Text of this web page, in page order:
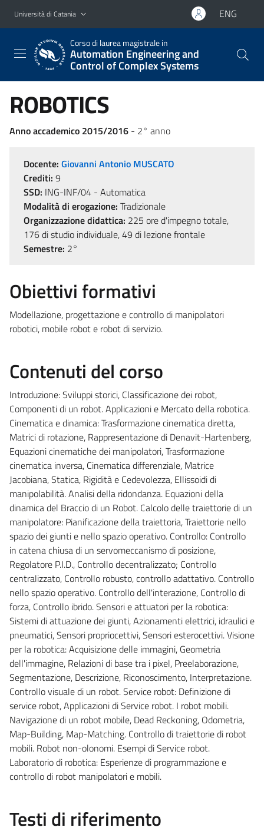
Vai al contenuto principale
Vai al menu di navigazione
Università di Catania ENG
Corso di laurea magistrale in
Automation Engineering and
Control of Complex Systems
ROBOTICS
Anno accademico 2015/2016 - 2° anno
Docente: Giovanni Antonio MUSCATO
Crediti: 9
SSD: ING-INF/04 - Automatica
Modalità di erogazione: Tradizionale
Organizzazione didattica: 225 ore d'impegno totale,
176 di studio individuale, 49 di lezione frontale
Semestre: 2°
Obiettivi formativi
Modellazione, progettazione e controllo di manipolatori
robotici, mobile robot e robot di servizio.
Contenuti del corso
Introduzione: Sviluppi storici, Classificazione dei robot,
Componenti di un robot. Applicazioni e Mercato della robotica.
Cinematica e dinamica: Trasformazione cinematica diretta,
Matrici di rotazione, Rappresentazione di Denavit-Hartenberg,
Equazioni cinematiche dei manipolatori, Trasformazione
cinematica inversa, Cinematica differenziale, Matrice
Jacobiana, Statica, Rigidità e Cedevolezza, Ellissoidi di
manipolabilità. Analisi della ridondanza. Equazioni della
dinamica del Braccio di un Robot. Calcolo delle traiettorie di un
manipolatore: Pianificazione della traiettoria, Traiettorie nello
spazio dei giunti e nello spazio operativo. Controllo: Controllo
in catena chiusa di un servomeccanismo di posizione,
Regolatore P.I.D., Controllo decentralizzato; Controllo
centralizzato, Controllo robusto, controllo adattativo. Controllo
nello spazio operativo. Controllo dell'interazione, Controllo di
forza, Controllo ibrido. Sensori e attuatori per la robotica:
Sistemi di attuazione dei giunti, Azionamenti elettrici, idraulici e
pneumatici, Sensori propriocettivi, Sensori esterocettivi. Visione
per la robotica: Acquisizione delle immagini, Geometria
dell'immagine, Relazioni di base tra i pixel, Preelaborazione,
Segmentazione, Descrizione, Riconoscimento, Interpretazione.
Controllo visuale di un robot. Service robot: Definizione di
service robot, Applicazioni di Service robot. I robot mobili.
Navigazione di un robot mobile, Dead Reckoning, Odometria,
Map-Building, Map-Matching. Controllo di traiettorie di robot
mobili. Robot non-olonomi. Esempi di Service robot.
Laboratorio di robotica: Esperienze di programmazione e
controllo di robot manipolatori e mobili.
Testi di riferimento